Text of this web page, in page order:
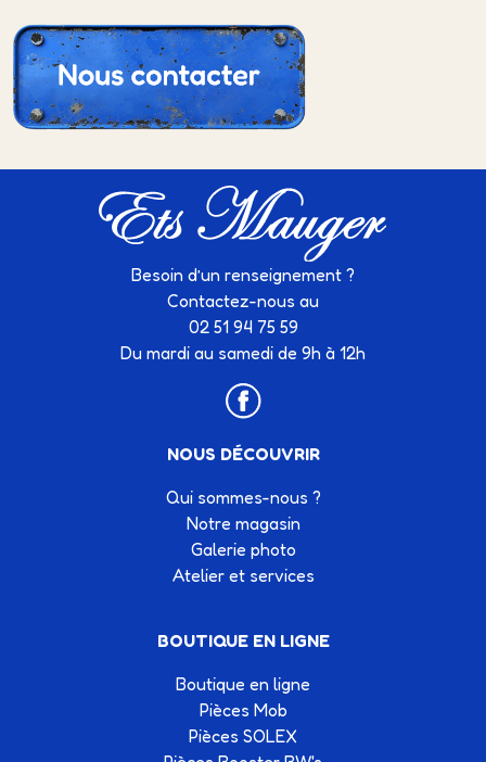
Besoin d’un renseignement ?
Contactez-nous au
02 51 94 75 59
Du mardi au samedi de 9h à 12h
NOUS DÉCOUVRIR
Qui sommes-nous ?
Notre magasin
Galerie photo
Atelier et services
BOUTIQUE EN LIGNE
Boutique en ligne
Pièces Mob
Pièces SOLEX